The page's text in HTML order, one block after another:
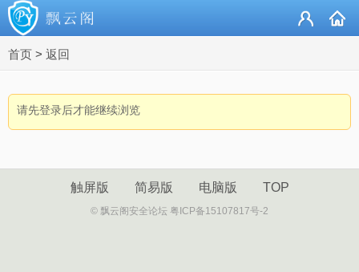
首页 > 返回
请先登录后才能继续浏览
触屏版 简易版 电脑版 TOP
© 飘云阁安全论坛 粤ICP备15107817号-2